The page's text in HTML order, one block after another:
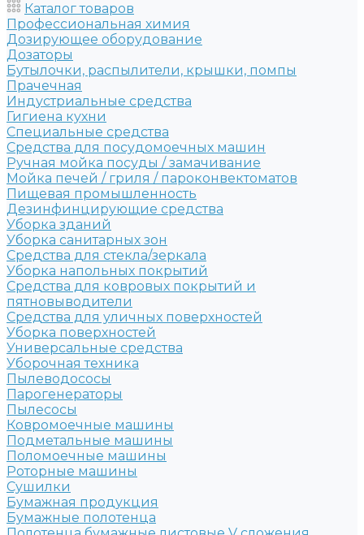
Каталог товаров
Профессиональная химия
Дозирующее оборудование
Дозаторы
Бутылочки, распылители, крышки, помпы
Прачечная
Индустриальные средства
Гигиена кухни
Специальные средства
Средства для посудомоечных машин
Ручная мойка посуды / замачивание
Мойка печей / гриля / пароконвектоматов
Пищевая промышленность
Дезинфинцирующие средства
Уборка зданий
Уборка санитарных зон
Средства для стекла/зеркала
Уборка напольных покрытий
Средства для ковровых покрытий и
пятновыводители
Средства для уличных поверхностей
Уборка поверхностей
Универсальные средства
Уборочная техника
Пылеводососы
Парогенераторы
Пылесосы
Ковромоечные машины
Подметальные машины
Поломоечные машины
Роторные машины
Сушилки
Бумажная продукция
Бумажные полотенца